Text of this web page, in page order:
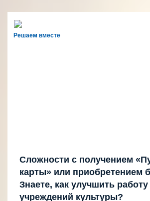
Решаем вместе
Сложности с получением
карты» или приобретением
Знаете, как улучшить работу
учреждений культуры?